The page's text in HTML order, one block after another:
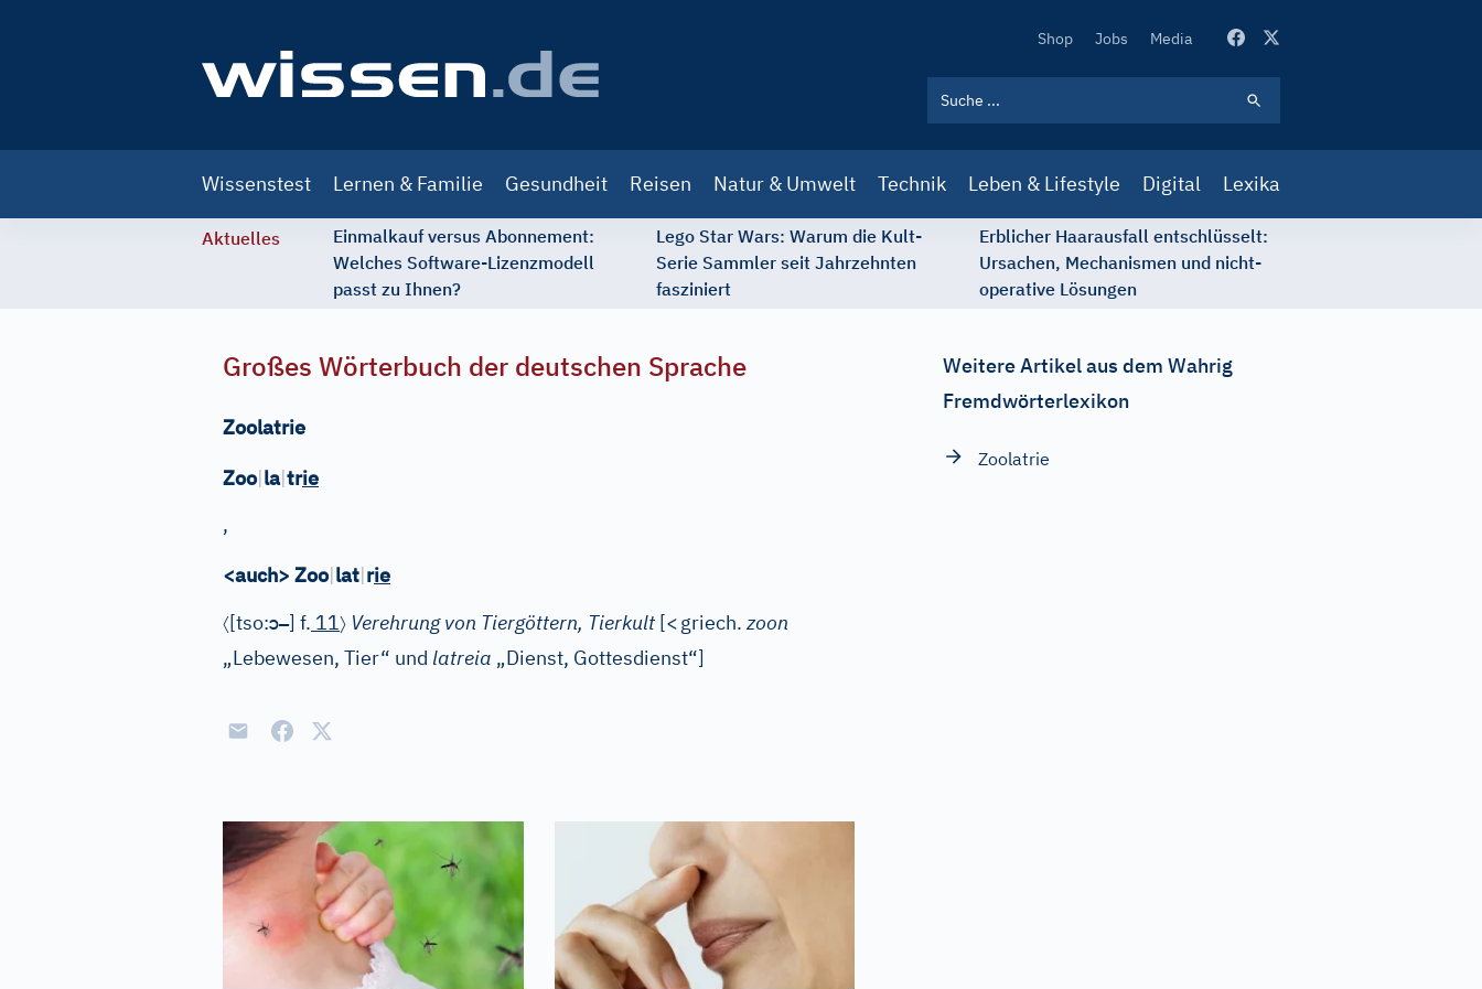
Secondary
Shop Jobs Media
navigation
Wissenstest Lernen & Familie Gesundheit Reisen Natur & Umwelt Technik Leben & Lifestyle Digital Lexika
Aktuelles
Einmalkauf versus Abonnement:
Welches Software-Lizenzmodell
passt zu Ihnen?
Lego Star Wars: Warum die Kult-
Serie Sammler seit Jahrzehnten
fasziniert
Erblicher Haarausfall entschlüsselt:
Ursachen, Mechanismen und nicht-
operative Lösungen
Großes Wörterbuch der deutschen Sprache
Zoolatrie
Zoo|la|trie
,
<auch> Zoo|lat|rie
〈[tso:ɔ–] f. 11〉 Verehrung von Tiergöttern, Tierkult [<griech. zoon
„Lebewesen, Tier“ und latreia „Dienst, Gottesdienst“]
Weitere Artikel aus dem Wahrig
Fremdwörterlexikon
Zoolatrie